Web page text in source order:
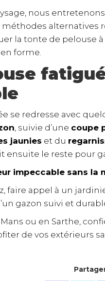
nous
alternatives
la tonte de pelouse
forme.
se redresse avec
, suivie d’une coupe
jaunies et du
ensuite le reste pour
impeccable sans la
faire appel à un
gazon suivi et
ou en Sarthe,
de vos extérieurs